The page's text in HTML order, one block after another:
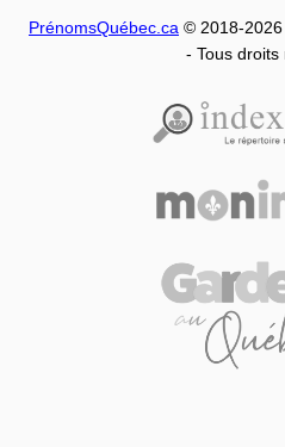
PrénomsQuébec.ca © 2018-2026
- Tous droits